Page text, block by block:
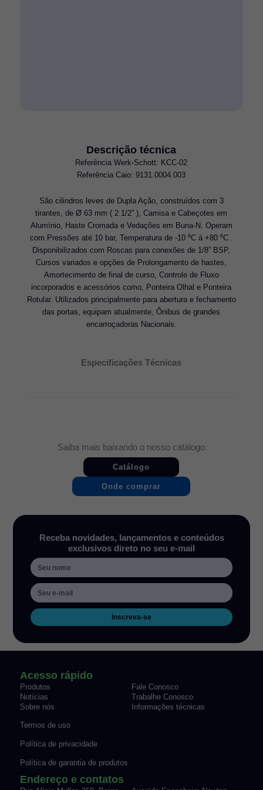
Descrição técnica
Referência Werk-Schott: KCC-02
Referência Caio: 9131.0004.003
São cilindros leves de Dupla Ação, construídos com 3
tirantes, de Ø 63 mm ( 2 1/2” ), Camisa e Cabeçotes em
Alumínio, Haste Cromada e Vedações em Buna-N. Operam
com Pressões até 10 bar, Temperatura de -10 ⁰C à +80 ⁰C .
Disponibilizados com Roscas para conexões de 1/8” BSP,
Cursos variados e opções de Prolongamento de hastes,
Amortecimento de final de curso, Controle de Fluxo
incorporados e acessórios como, Ponteira Olhal e Ponteira
Rotular. Utilizados principalmente para abertura e fechamento
das portas, equipam atualmente, Ônibus de grandes
encarroçadoras Nacionais.
Especificações Técnicas
Saiba mais baixando o nosso catálogo
Catálogo
Onde comprar
Receba novidades, lançamentos e conteúdos
exclusivos direto no seu e-mail
Inscreva-se
Acesso rápido
Produtos
Fale Conosco
Notícias
Trabalhe Conosco
Sobre nós
Informações técnicas
Termos de uso
Política de privacidade
Política de garantia de produtos
Endereço e contatos